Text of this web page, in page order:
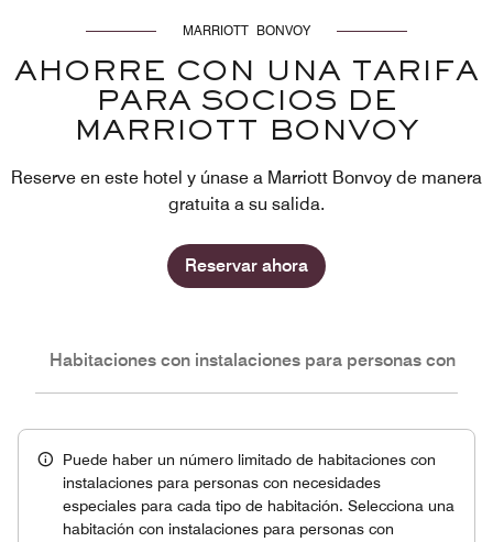
MARRIOTT BONVOY
AHORRE CON UNA TARIFA
PARA SOCIOS DE
MARRIOTT BONVOY
Reserve en este hotel y únase a Marriott Bonvoy de manera
gratuita a su salida.
Reservar ahora
Habitaciones con instalaciones para personas con
Puede haber un número limitado de habitaciones con
instalaciones para personas con necesidades
especiales para cada tipo de habitación. Selecciona una
habitación con instalaciones para personas con